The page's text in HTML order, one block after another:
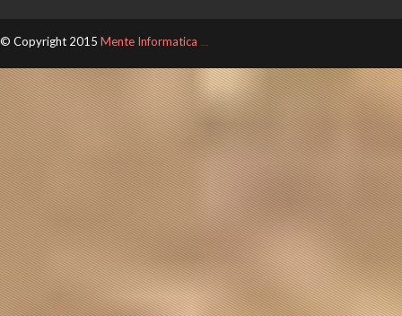
© Copyright 2015 Mente Informatica